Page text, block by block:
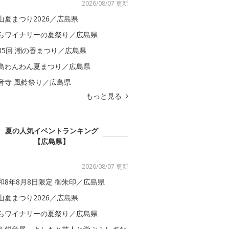
2026/08/07 更新
夏まつり2026／広島県
ワイナリーの夏祭り／広島県
回 潮の香まつり／広島県
わんわん夏まつり／広島県
寺 風鈴祭り／広島県
もっと見る
夏の人気イベントランキング
【広島県】
2026/08/07 更新
8年8月8日限定 御朱印／広島県
夏まつり2026／広島県
ワイナリーの夏祭り／広島県